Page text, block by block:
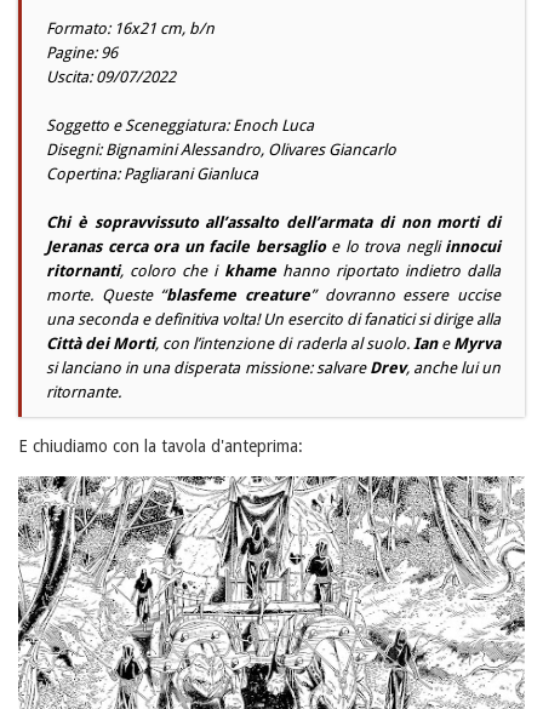
Formato: 16x21 cm, b/n
Pagine: 96
Uscita: 09/07/2022
Soggetto e Sceneggiatura: Enoch Luca
Disegni: Bignamini Alessandro, Olivares Giancarlo
Copertina: Pagliarani Gianluca
Chi è sopravvissuto all’assalto dell’armata di non morti di
Jeranas cerca ora un facile bersaglioe lo trova negli innocui
ritornanti, coloro che i khamehanno riportato indietro dalla
morte. Queste “blasfeme creature” dovranno essere uccise
una seconda e definitiva volta! Un esercito di fanatici si dirige alla
Città dei Morti, con l’intenzione di raderla al suolo. Iane Myrva
si lanciano in una disperata missione: salvare Drev, anche lui un
ritornante.
E chiudiamo con la tavola d'anteprima: